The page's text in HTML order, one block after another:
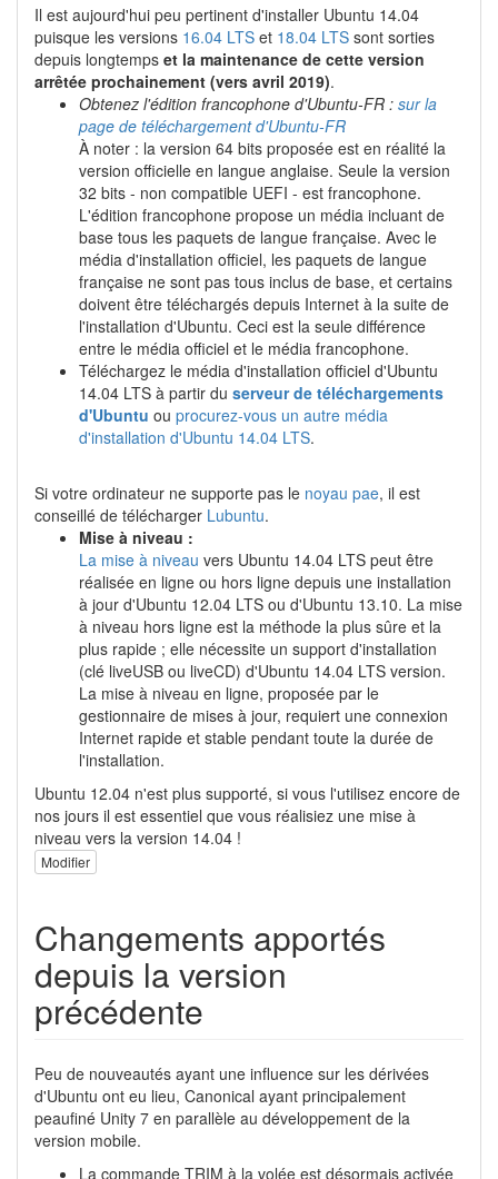
Il est aujourd'hui peu pertinent d'installer Ubuntu 14.04
puisque les versions 16.04 LTS et 18.04 LTS sont sorties
depuis longtemps et la maintenance de cette version
arrêtée prochainement (vers avril 2019).
Obtenez l'édition francophone d'Ubuntu-FR : sur la
page de téléchargement d'Ubuntu-FR
À noter : la version 64 bits proposée est en réalité la
version officielle en langue anglaise. Seule la version
32 bits - non compatible UEFI - est francophone.
L'édition francophone propose un média incluant de
base tous les paquets de langue française. Avec le
média d'installation officiel, les paquets de langue
française ne sont pas tous inclus de base, et certains
doivent être téléchargés depuis Internet à la suite de
l'installation d'Ubuntu. Ceci est la seule différence
entre le média officiel et le média francophone.
Téléchargez le média d'installation officiel d'Ubuntu
14.04 LTS à partir du serveur de téléchargements
d'Ubuntu ou procurez-vous un autre média
d'installation d'Ubuntu 14.04 LTS.
Si votre ordinateur ne supporte pas le noyau pae, il est
conseillé de télécharger Lubuntu.
Mise à niveau :
La mise à niveau vers Ubuntu 14.04 LTS peut être
réalisée en ligne ou hors ligne depuis une installation
à jour d'Ubuntu 12.04 LTS ou d'Ubuntu 13.10. La mise
à niveau hors ligne est la méthode la plus sûre et la
plus rapide ; elle nécessite un support d'installation
(clé liveUSB ou liveCD) d'Ubuntu 14.04 LTS version.
La mise à niveau en ligne, proposée par le
gestionnaire de mises à jour, requiert une connexion
Internet rapide et stable pendant toute la durée de
l'installation.
Ubuntu 12.04 n'est plus supporté, si vous l'utilisez encore de
nos jours il est essentiel que vous réalisiez une mise à
niveau vers la version 14.04 !
Modifier
Changements apportés
depuis la version
précédente
Peu de nouveautés ayant une influence sur les dérivées
d'Ubuntu ont eu lieu, Canonical ayant principalement
peaufiné Unity 7 en parallèle au développement de la
version mobile.
La commande TRIM à la volée est désormais activée